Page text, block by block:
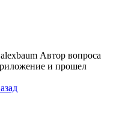
Автор вопроса
и прошел